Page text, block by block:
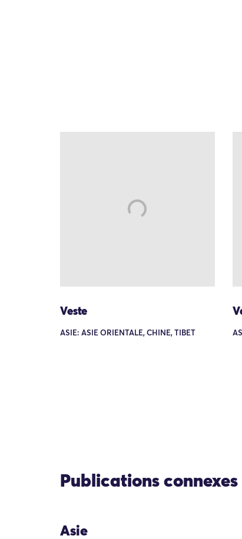
Veste
ASIE: ASIE ORIENTALE, CHINE, TIBET
Publications connexes
Asie